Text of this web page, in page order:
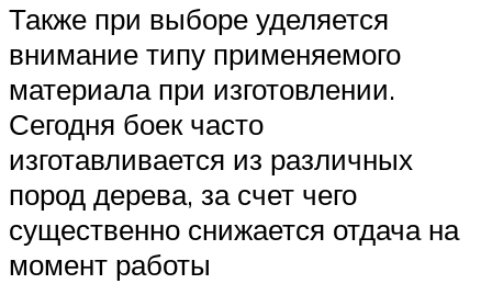
Также при выборе уделяется
внимание типу применяемого
материала при изготовлении.
Сегодня боек часто
изготавливается из различных
пород дерева, за счет чего
существенно снижается отдача на
момент работы